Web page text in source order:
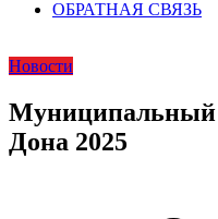
ОБРАТНАЯ СВЯЗЬ
Новости
Муниципальный
Дона 2025